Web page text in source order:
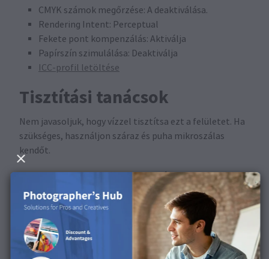
CMYK számok megőrzése: A deaktiválása.
Rendering Intent: Perceptual
Fekete pont kompenzálás: Aktiválja
Papírszín szimulálása: Deaktiválja
ICC-profil letöltése
Tisztítási tanácsok
Nem javasoljuk, hogy vízzel tisztítsa ezt a felületet. Ha
szükséges, használjon száraz és puha mikroszálas
kendőt.
A következő termékekben
kapható
Ez a termék kártyákhoz, képeslapokhoz és Mini
Leporellókhoz kapható.